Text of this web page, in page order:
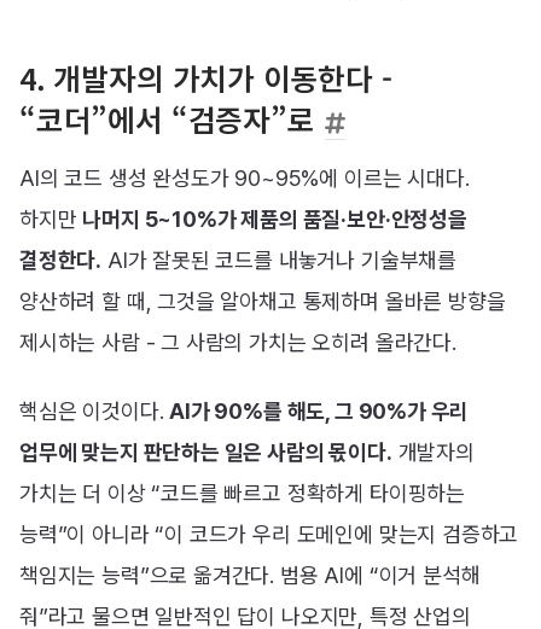
4. 개발자의 가치가 이동한다 -
“코더”에서 “검증자”로
AI의 코드 생성 완성도가 90~95%에 이르는 시대다.
하지만 나머지 5~10%가 제품의 품질·보안·안정성을
결정한다. AI가 잘못된 코드를 내놓거나 기술부채를
양산하려 할 때, 그것을 알아채고 통제하며 올바른 방향을
제시하는 사람 - 그 사람의 가치는 오히려 올라간다.
핵심은 이것이다.AI가 90%를 해도, 그 90%가 우리
업무에 맞는지 판단하는 일은 사람의 몫이다. 개발자의
가치는 더 이상 “코드를 빠르고 정확하게 타이핑하는
능력”이 아니라 “이 코드가 우리 도메인에 맞는지 검증하고
책임지는 능력”으로 옮겨간다. 범용 AI에 “이거 분석해
줘”라고 물으면 일반적인 답이 나오지만, 특정 산업의